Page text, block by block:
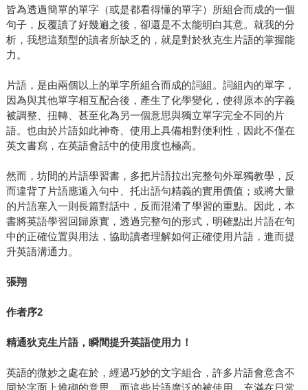
皆為透過簡單的單字（或是都看得懂的單字）所組合而成的一個
句子，反覆讀了好幾遍之後，卻還是不太能明白其意。就我的分
析，我想這類型的讀者所缺乏的，就是對於狄克生片語的掌握能
力。
片語，是由兩個以上的單字所組合而成的詞組。詞組內的單字，
因為與其他單字相互配合後，產生了化學變化，使得原本的字義
被調整、扭轉、甚至化為另一個意思與獨立單字完全不同的片
語。也由於片語如此神奇、使用上具備相對便利性，因此不僅在
英文書寫，在英語會話中的使用度也極高。
然而，坊間的片語學習書，多把片語拉出完整句外單獨教學，反
而違背了片語應遁入句中、托出語句精義的實用價值；或將大量
的片語塞入一則長篇對話中，反而混淆了學習的重點。因此，本
書將英語學習回歸原實，透過完整句的形式，明確點出片語在句
中的正確位置與用法，協助讀者理解如何正確使用片語，進而提
升英語溝通力。
張翔
作者序2
精通狄克生片語，瞬間提升英語使用力！
英語的微妙之處在於，經過巧妙的文字組合，許多片語會意含不
同於字面上堆砌的意思，而這些片語廣泛的被使用，充滿在日常